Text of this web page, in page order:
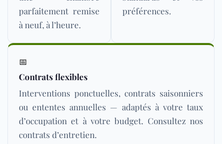
parfaitement remise
à neuf, à l’heure.
préférences.
📅
Contrats flexibles
Interventions ponctuelles, contrats saisonniers
ou ententes annuelles — adaptés à votre taux
d’occupation et à votre budget. Consultez nos
contrats d’entretien.